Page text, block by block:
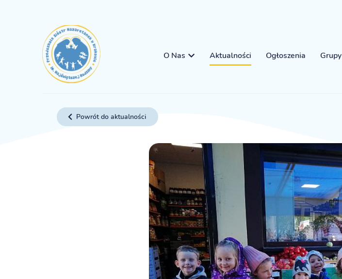
O Nas Aktualności Ogłoszenia Grupy
Powrót do aktualności